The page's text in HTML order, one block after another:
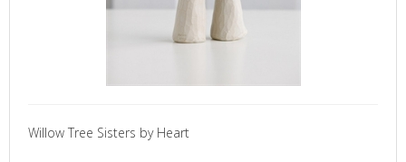
Willow Tree Sisters by Heart